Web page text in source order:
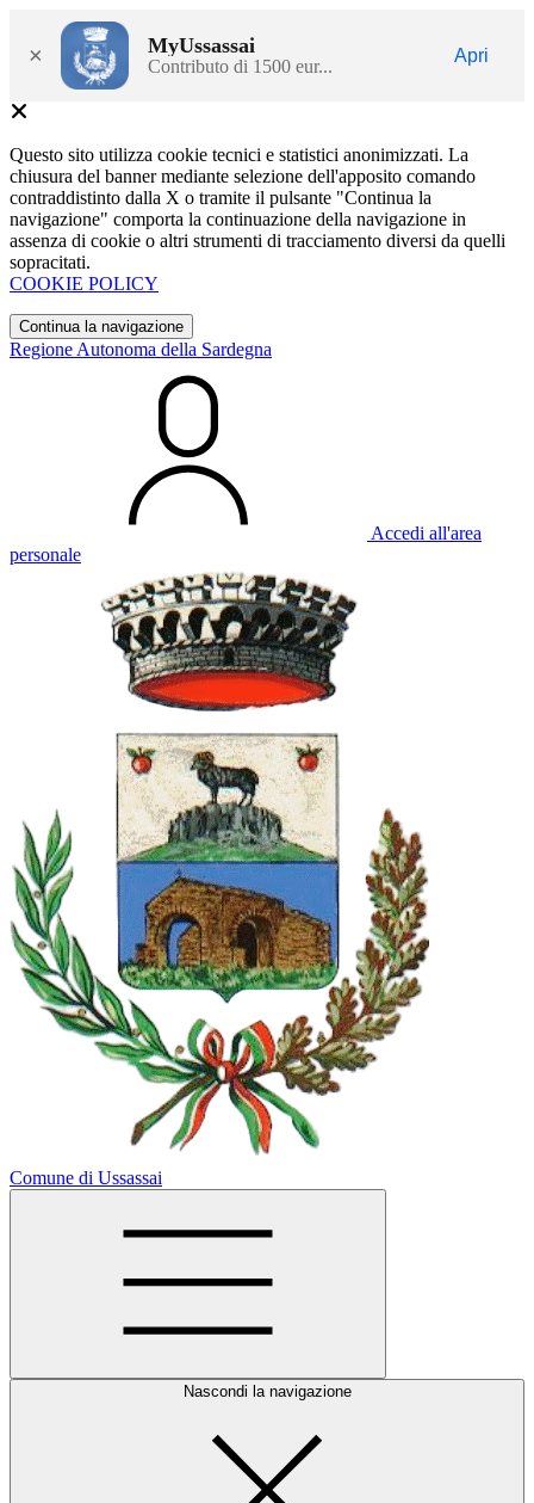
× MyUssassai
Contributo di 1500 eur...
Apri
Questo sito utilizza cookie tecnici e statistici anonimizzati. La
chiusura del banner mediante selezione dell'apposito comando
contraddistinto dalla X o tramite il pulsante "Continua la
navigazione" comporta la continuazione della navigazione in
assenza di cookie o altri strumenti di tracciamento diversi da quelli
sopracitati.
COOKIE POLICY
Continua la navigazione
Regione Autonoma della Sardegna
Accedi all'area
personale
Comune di Ussassai
Nascondi la navigazione